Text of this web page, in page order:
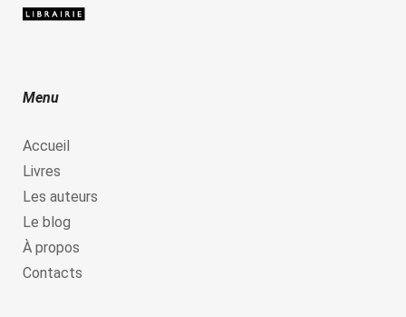
Menu
Accueil
Livres
Les auteurs
Le blog
À propos
Contacts